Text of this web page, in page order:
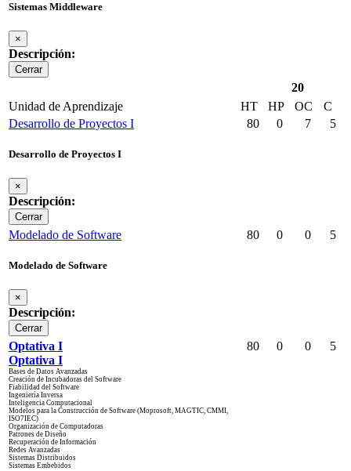
Sistemas Middleware
×
Descripción:
Cerrar
20
Unidad de Aprendizaje
HT HP OC
C
Desarrollo de Proyectos I
Desarrollo de Proyectos I
×
Descripción:
Cerrar
80 0 7 5
Modelado de Software
Modelado de Software
×
Descripción:
Cerrar
80 0 0 5
Optativa I
Optativa I
Bases de Datos Avanzadas
Creación de Incubadoras del Software
Fiabilidad del Software
Ingeniería Inversa
Inteligencia Computacional
Modelos para la Construcción de Software (Moprosoft, MAGTIC, CMMI,
ISO7IEC)
Organización de Computadoras
Patrones de Diseño
Recuperación de Información
Redes Avanzadas
Sistemas Distribuidos
Sistemas Embebidos
80 0 0 5